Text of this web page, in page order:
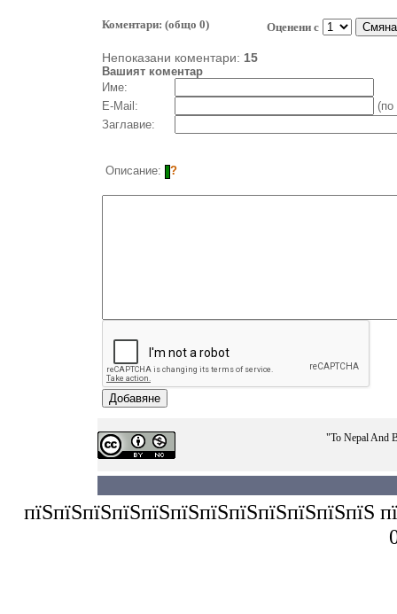
Коментари: (общо 0) Оценени с
Непоказани коментари: 15
Вашият коментар
Име:
E-Mail:
(по
Заглавие:
Описание: ?
"To Nepal And